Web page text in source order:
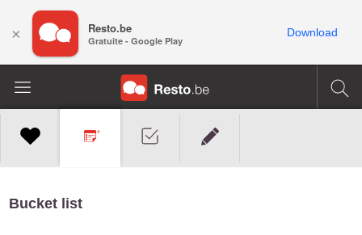
Bucket list
× Resto.be
Gratuite - Google Play
Download